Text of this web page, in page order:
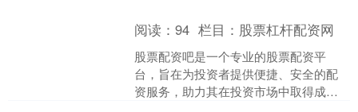
阅读：94 栏目： 股票杠杆配资网
股票配资吧是一个专业的股票配资平
台，旨在为投资者提供便捷、安全的配
资服务，助力其在投资市场中取得成